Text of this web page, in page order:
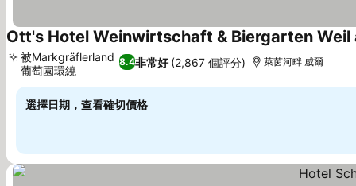
Ott's Hotel Weinwirtschaft & Biergarten Weil
8.4非常好 (2,867 個評分)
被Markgräflerland
葡萄園環繞
萊茵河畔 威爾
選擇日期，查看確切價格